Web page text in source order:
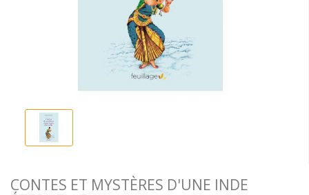
CONTES ET MYSTÈRES D'UNE INDE